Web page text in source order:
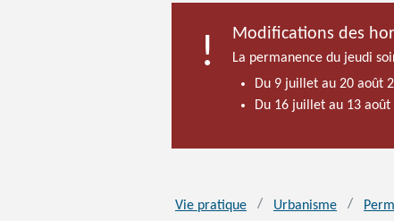
Modifications des
La permanence du jeudi
Du 9 juillet au 20 août
Du 16 juillet au 13 août
Vie pratique Urbanisme